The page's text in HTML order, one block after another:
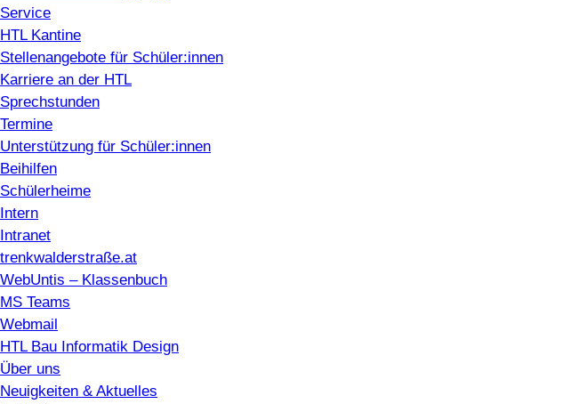
Service
HTL Kantine
Stellenangebote für Schüler:innen
Karriere an der HTL
Sprechstunden
Termine
Unterstützung für Schüler:innen
Beihilfen
Schülerheime
Intern
Intranet
trenkwalderstraße.at
WebUntis – Klassenbuch
MS Teams
Webmail
HTL Bau Informatik Design
Über uns
Neuigkeiten & Aktuelles